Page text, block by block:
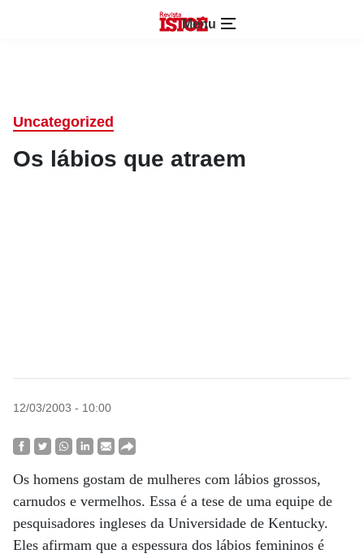
Menu
Uncategorized
Os lábios que atraem
12/03/2003 - 10:00
Os homens gostam de mulheres com lábios grossos,
carnudos e vermelhos. Essa é a tese de uma equipe de
pesquisadores ingleses da Universidade de Kentucky.
Eles afirmam que a espessura dos lábios femininos é